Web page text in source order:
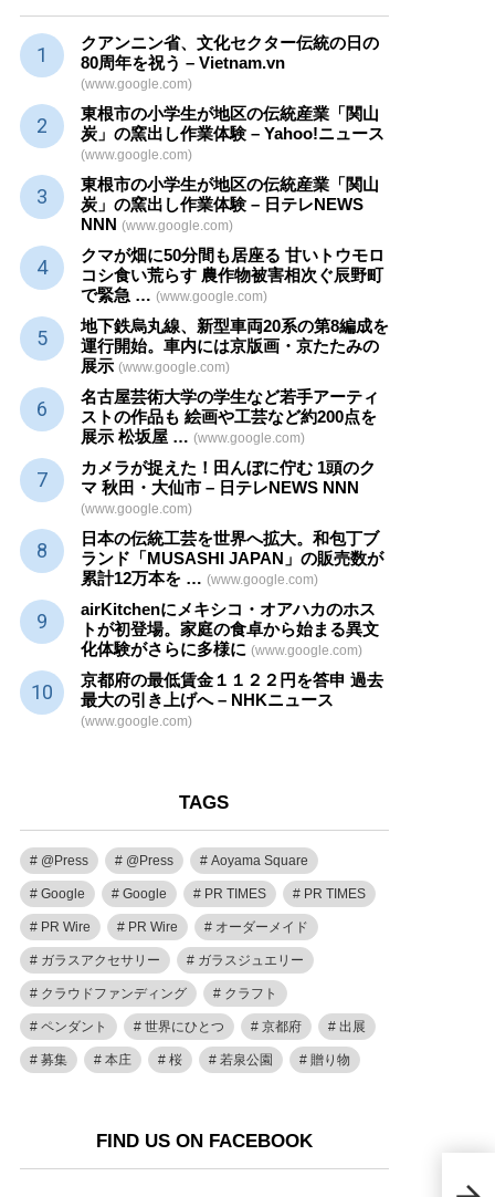
芸
クアンニン省、文化セクター伝統の日の
80周年を祝う – Vietnam.vn
(www.google.com)
東根市の小学生が地区の伝統産業 「関山
炭」の窯出し作業体験 – Yahoo!ニュース
(www.google.com)
東根市の小学生が地区の伝統産業 「関山
炭」の窯出し作業体験 – 日テレNEWS
NNN (www.google.com)
クマが畑に50分間も居座る 甘いトウモロ
コシ食い荒らす 農作物被害相次ぐ辰野町
で緊急 … (www.google.com)
地下鉄烏丸線、新型車両20系の第8編成を
運行開始。車内には京版画・京たたみの
展示 (www.google.com)
名古屋芸術大学の学生など若手アーティ
ストの作品も 絵画や工芸など約200点を
展示 松坂屋 … (www.google.com)
カメラが捉えた！田んぼに佇む 1頭のク
マ 秋田・大仙市 – 日テレNEWS NNN
(www.google.com)
日本の伝統工芸を世界へ拡大。和包丁ブ
ランド「MUSASHI JAPAN」の販売数が
累計12万本を … (www.google.com)
airKitchenにメキシコ・オアハカのホス
トが初登場。家庭の食卓から始まる異文
化体験がさらに多様に (www.google.com)
京都府の最低賃金１１２２円を答申 過去
最大の引き上げへ – NHKニュース
(www.google.com)
TAGS
@Press @Press Aoyama Square
Google Google PR TIMES PR TIMES
PR Wire PR Wire オーダーメイド
ガラスアクセサリー ガラスジュエリー
クラウドファンディング クラフト
ペンダント 世界にひとつ 京都府 出展
募集 本庄 桜 若泉公園 贈り物
FIND US ON FACEBOOK